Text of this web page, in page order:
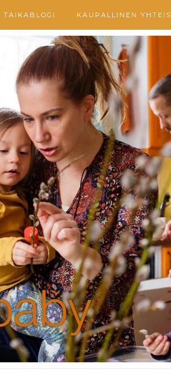
TAIKABLOGI KAUPALLINEN